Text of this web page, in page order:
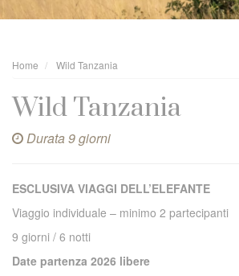
Home Wild Tanzania
Wild Tanzania
Durata 9 giorni
ESCLUSIVA VIAGGI DELL’ELEFANTE
Viaggio individuale – minimo 2 partecipanti
9 giorni / 6 notti
Date partenza 2026 libere